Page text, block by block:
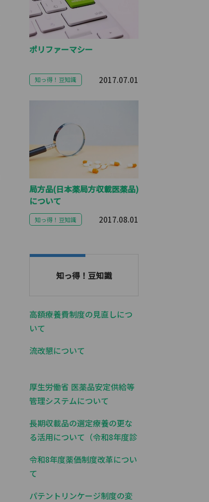
ポリファーマシー
知っ得！豆知識 2017.07.01
局方品(日本薬局方収載医薬品)
について
知っ得！豆知識 2017.08.01
知っ得！豆知識
高額療養費制度の見直しにつ
いて
流改懇について
厚生労働省 医薬品安定供給等
管理システムについて
長期収載品の選定療養の更な
る活用について（令和8年度診
令和8年度薬価制度改革につい
て
パテントリンケージ制度の変